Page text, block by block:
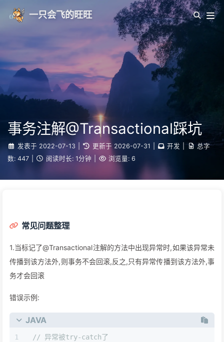
一只会飞的旺旺
事务注解@Transactional踩坑
发表于 2022-07-13 更新于 2026-07-31 开发
总字
数: 447 阅读时长: 1分钟 浏览量: 6
常见问题整理
1.当标记了@Transactional注解的方法中出现异常时,如果该异常未
传播到该方法外,则事务不会回滚,反之,只有异常传播到该方法外,事
务才会回滚
错误示例:
JAVA
// 异常被try-catch了